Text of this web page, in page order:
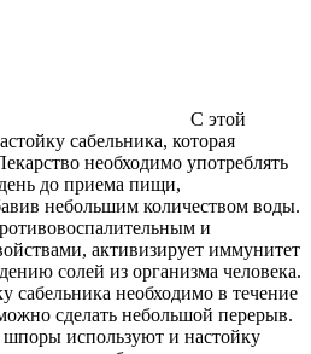
С этой
сабельника, которая
необходимо употреблять
до приема пищи,
небольшим количеством воды.
и
активизирует иммунитет
солей из организма человека.
сабельника необходимо в течение
сделать небольшой перерыв.
используют и настойку